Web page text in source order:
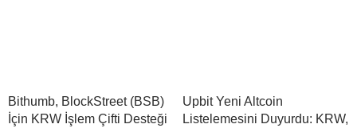
Bithumb, BlockStreet (BSB)
İçin KRW İşlem Çifti Desteği
Upbit Yeni Altcoin
Listelemesini Duyurdu: KRW,